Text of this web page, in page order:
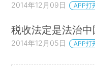
2014年12月09日 APP打
税收法定是法治中
2014年12月05日 APP打